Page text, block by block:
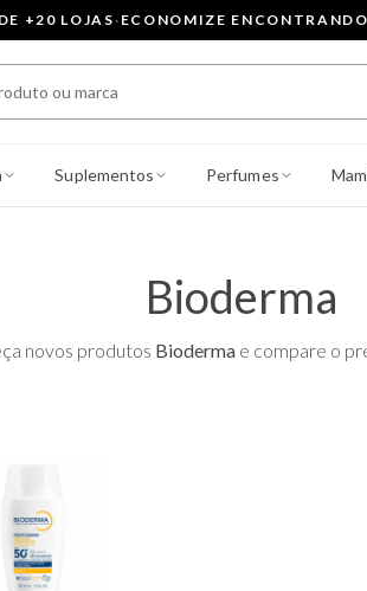
+20 LOJAS· ECONOMIZE
Suplementos Perfumes
Bioderma
novos produtos Biodermae compare o